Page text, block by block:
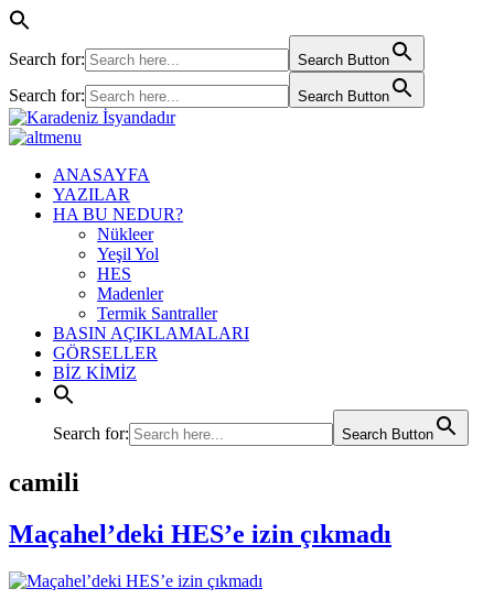
Search for: Search Button
Search for: Search Button
ANASAYFA
YAZILAR
HA BU NEDUR?
Nükleer
Yeşil Yol
HES
Madenler
Termik Santraller
BASIN AÇIKLAMALARI
GÖRSELLER
BİZ KİMİZ
Search for: Search Button
camili
Maçahel’deki HES’e izin çıkmadı